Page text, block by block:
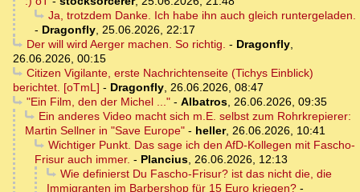
Ja, trotzdem Danke. Ich habe ihn auch gleich runtergeladen.
- Dragonfly, 25.06.2026, 22:17
Der will wird Aerger machen. So richtig. - Dragonfly,
26.06.2026, 00:15
Citizen Vigilante, erste Nachrichtenseite (Tichys Einblick)
berichtet. [oTmL] - Dragonfly, 26.06.2026, 08:47
"Ein Film, den der Michel ..."- Albatros, 26.06.2026, 09:35
Ein anderes Video macht sich m.E. selbst zum Rohrkrepierer:
Martin Sellner in "Save Europe" - heller, 26.06.2026, 10:41
Wichtiger Punkt. Das sage ich den AfD-Kollegen mit Fascho-
Frisur auch immer. - Plancius, 26.06.2026, 12:13
Wie definierst Du Fascho-Frisur? ist das nicht die, die
Immigranten im Barbershop für 15 Euro kriegen? -